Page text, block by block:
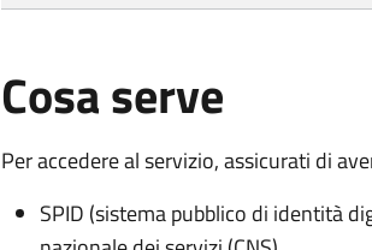
Cosa serve
Per accedere al servizio, assicurati di
SPID (sistema pubblico di identità